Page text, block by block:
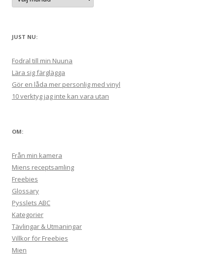
k
JUST NU:
Fodral till min Nuuna
Lära sig färglägga
Gör en låda mer personlig med vinyl
10 verktyg jag inte kan vara utan
OM:
Från min kamera
Miens receptsamling
Freebies
Glossary
Pysslets ABC
Kategorier
Tävlingar & Utmaningar
Villkor för Freebies
Mien